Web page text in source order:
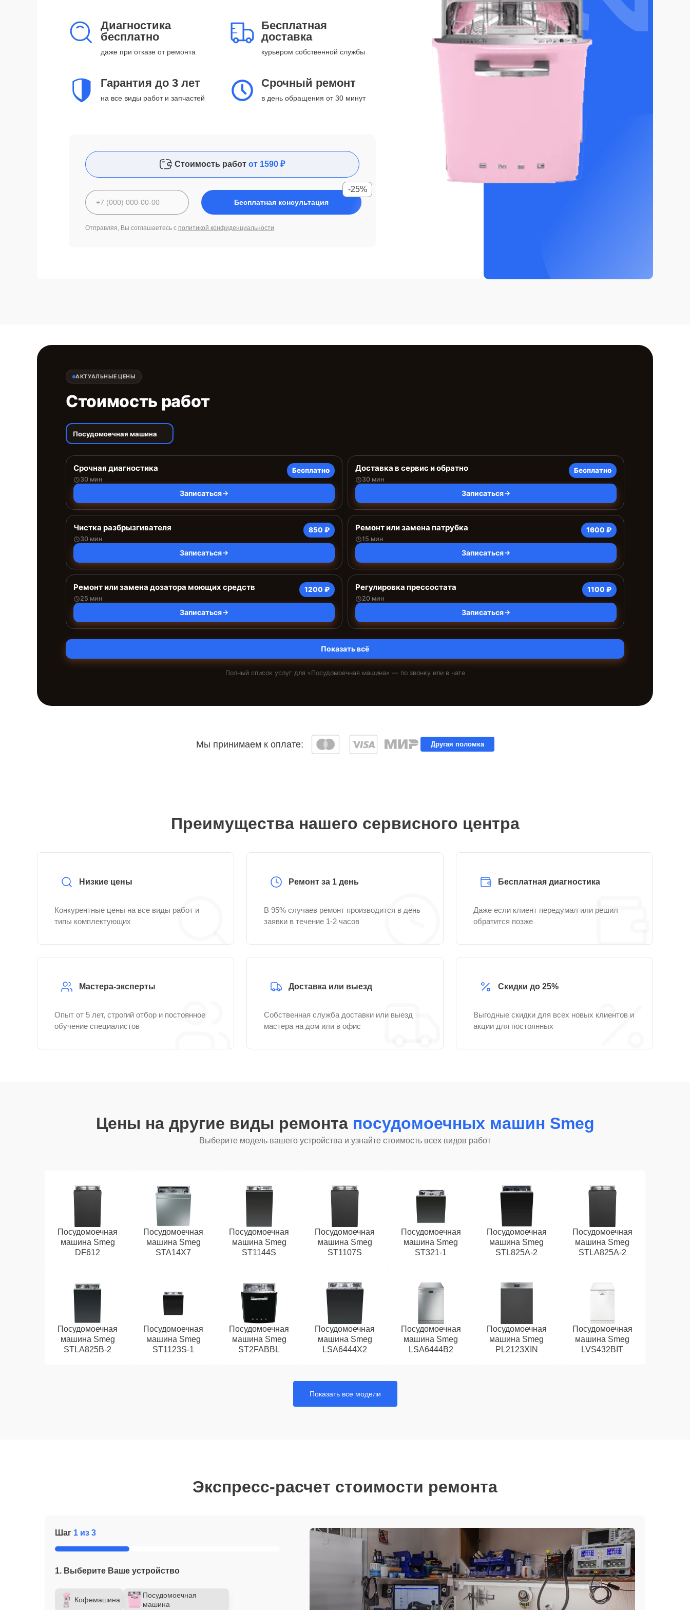
Диагностика
бесплатно
даже при отказе от ремонта
Бесплатная
доставка
курьером собственной службы
Гарантия до 3 лет
на все виды работ и запчастей
Срочный ремонт
в день обращения от 30 минут
Стоимость работ от 1590 ₽
Бесплатная консультация
-25%
Отправляя, Вы соглашаетесь с политикой конфиденциальности
АКТУАЛЬНЫЕ ЦЕНЫ
Стоимость работ
Посудомоечная машина
Срочная диагностика
30 мин
Бесплатно
Записаться
Доставка в сервис и обратно
30 мин
Бесплатно
Записаться
Чистка разбрызгивателя
30 мин
850 ₽
Записаться
Ремонт или замена патрубка
15 мин
1600 ₽
Записаться
Ремонт или замена дозатора моющих средств
25 мин
1200 ₽
Записаться
Регулировка прессостата
20 мин
1100 ₽
Записаться
Показать всё
Полный список услуг для «Посудомоечная машина» — по звонку или в чате
Мы принимаем к оплате: Другая поломка
Преимущества нашего сервисного центра
Низкие цены
Конкурентные цены на все виды работ и
типы комплектующих
Ремонт за 1 день
В 95% случаев ремонт производится в день
заявки в течение 1-2 часов
Бесплатная диагностика
Даже если клиент передумал или решил
обратится позже
Мастера-эксперты
Опыт от 5 лет, строгий отбор и постоянное
обучение специалистов
Доставка или выезд
Собственная служба доставки или выезд
мастера на дом или в офис
Скидки до 25%
Выгодные скидки для всех новых клиентов и
акции для постоянных
Цены на другие виды ремонта посудомоечных машин Smeg
Выберите модель вашего устройства и узнайте стоимость всех видов работ
Посудомоечная
машина Smeg
DF612
Посудомоечная
машина Smeg
STA14X7
Посудомоечная
машина Smeg
ST1144S
Посудомоечная
машина Smeg
ST1107S
Посудомоечная
машина Smeg
ST321-1
Посудомоечная
машина Smeg
STL825A-2
Посудомоечная
машина Smeg
STLA825A-2
Посудомоечная
машина Smeg
STLA825B-2
Посудомоечная
машина Smeg
ST1123S-1
Посудомоечная
машина Smeg
ST2FABBL
Посудомоечная
машина Smeg
LSA6444X2
Посудомоечная
машина Smeg
LSA6444B2
Посудомоечная
машина Smeg
PL2123XIN
Посудомоечная
машина Smeg
LVS432BIT
Показать все модели
Экспресс-расчет стоимости ремонта
Шаг 1 из 3
1. Выберите Ваше устройство
Кофемашина
Посудомоечная
машина